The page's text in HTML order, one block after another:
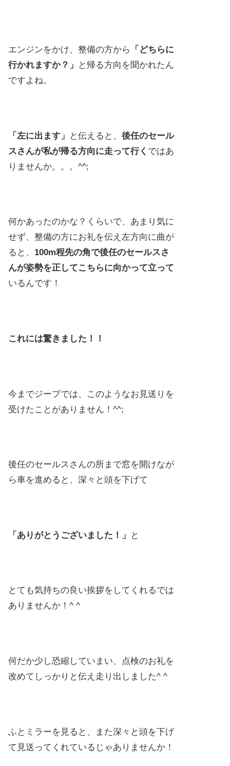
エンジンをかけ、整備の方から
「どちらに
行かれますか？」
と帰る方向を聞かれたん
ですよね。
「左に出ます」 と伝えると、 後任のセール
スさんが私が帰る方向に走って行く ではあ
りませんか。。。^^;
何かあったのかな？くらいで、あまり気に
せず、整備の方にお礼を伝え左方向に曲が
ると、 100m程先の角で後任のセールスさ
んが姿勢を正してこちらに向かって立って
いるんです！
これには驚きました！！
今までジープでは、このようなお見送りを
受けたことがありません！^^;
後任のセールスさんの所まで窓を開けなが
ら車を進めると、深々と頭を下げて
「ありがとうございました！」 と
とても気持ちの良い挨拶をしてくれるでは
ありませんか！^ ^
何だか少し恐縮していまい、点検のお礼を
改めてしっかりと伝え走り出しました^ ^
ふとミラーを見ると、また深々と頭を下げ
て見送ってくれているじゃありませんか！